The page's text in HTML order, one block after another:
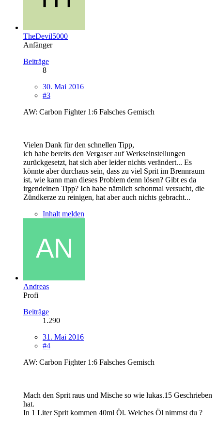
TheDevil5000
Anfänger
Beiträge
8
30. Mai 2016
#3
AW: Carbon Fighter 1:6 Falsches Gemisch
Vielen Dank für den schnellen Tipp,
ich habe bereits den Vergaser auf Werkseinstellungen
zurückgesetzt, hat sich aber leider nichts verändert... Es
könnte aber durchaus sein, dass zu viel Sprit im Brennraum
ist, wie kann man dieses Problem denn lösen? Gibt es da
irgendeinen Tipp? Ich habe nämlich schonmal versucht, die
Zündkerze zu reinigen, hat aber auch nichts gebracht...
Inhalt melden
Andreas
Profi
Beiträge
1.290
31. Mai 2016
#4
AW: Carbon Fighter 1:6 Falsches Gemisch
Mach den Sprit raus und Mische so wie lukas.15 Geschrieben
hat.
In 1 Liter Sprit kommen 40ml Öl. Welches Öl nimmst du ?